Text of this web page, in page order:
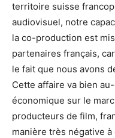
territoire suisse
audiovisuel, notre
la co-production est
partenaires français,
le fait que nous avons
Cette affaire va bien
économique sur le
producteurs de film,
manière très négative